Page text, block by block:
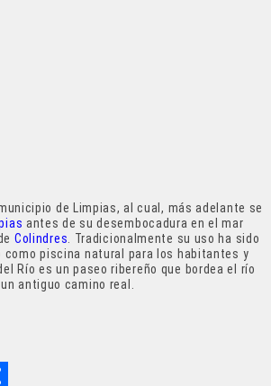
de Limpias, al cual, más adelante se
antes de su desembocadura en el mar
Colindres. Tradicionalmente su uso ha sido
como piscina natural para los habitantes y
Río es un paseo ribereño que bordea el río
antiguo camino real.